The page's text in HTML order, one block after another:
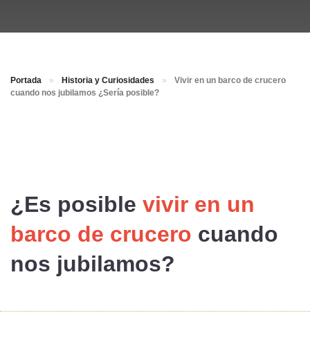
Portada » Historia y Curiosidades »
Vivir en un barco de crucero
cuando nos jubilamos ¿Sería posible?
¿Es posible vivir en un
barco de crucero cuando
nos jubilamos?